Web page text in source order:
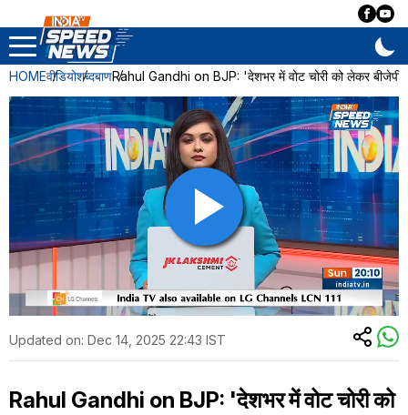
HOMEवीडियोशब्दबाणRahul Gandhi on BJP: 'देशभर में वोट चोरी को लेकर बीजेपी
Updated on: Dec 14, 2025 22:43 IST
Rahul Gandhi on BJP: 'देशभर में वोट चोरी को